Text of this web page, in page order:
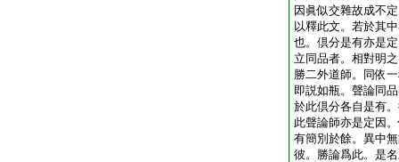
因眞似交雜故成不
以釋此文。若於其
也。倶分是有亦是
立同品者。相對明
勝二外道師。同依
即説如瓶。聲論同
於此倶分各自是有
此聲論師亦是定因
有簡別於餘。異中
彼。勝論爲此。是